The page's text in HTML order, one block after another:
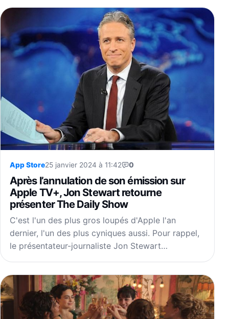
App Store25 janvier 2024 à 11:42 0
Après l’annulation de son émission sur
Apple TV+, Jon Stewart retourne
présenter The Daily Show
C'est l'un des plus gros loupés d'Apple l'an
dernier, l'un des plus cyniques aussi. Pour rappel,
le présentateur-journaliste Jon Stewart…